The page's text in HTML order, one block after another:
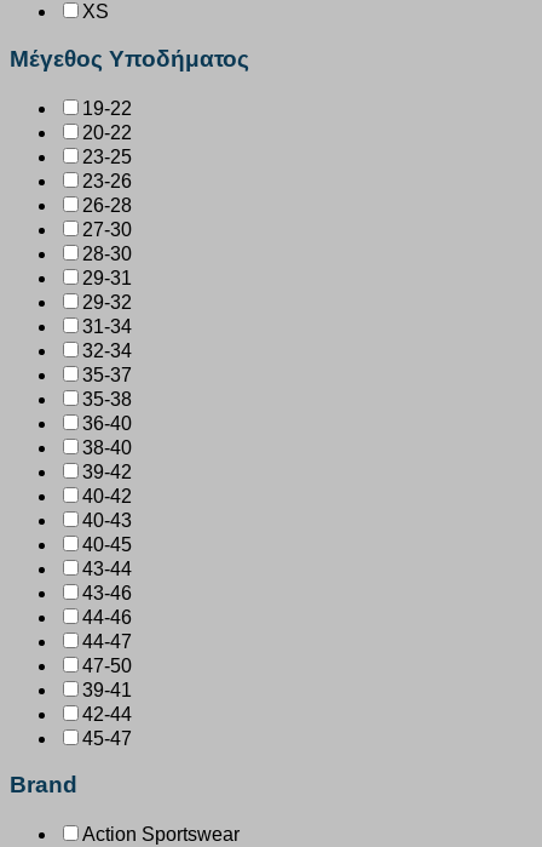
XS
Μέγεθος Υποδήματος
19-22
20-22
23-25
23-26
26-28
27-30
28-30
29-31
29-32
31-34
32-34
35-37
35-38
36-40
38-40
39-42
40-42
40-43
40-45
43-44
43-46
44-46
44-47
47-50
39-41
42-44
45-47
Brand
Action Sportswear